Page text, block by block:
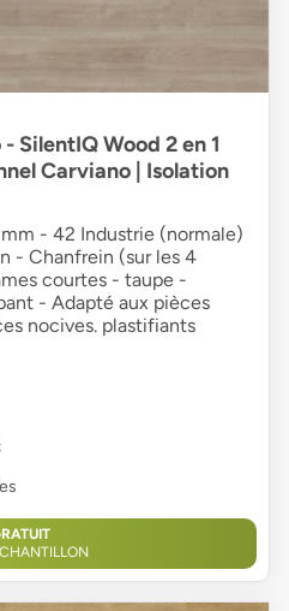
SilentIQ Wood 2 en 1
Carviano | Isolation
- 42 Industrie (normale)
- Chanfrein (sur les 4
courtes - taupe -
- Adapté aux pièces
nocives. plastifiants